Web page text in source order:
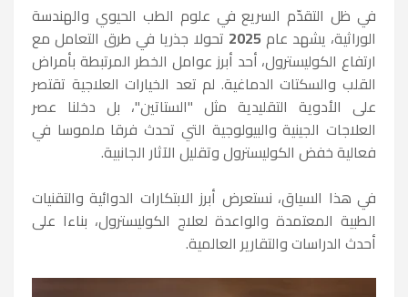
في ظل التقدّم السريع في علوم الطب الحيوي والهندسة
الوراثية، يشهد عام 2025 تحولا جذريا في طرق التعامل مع
ارتفاع الكوليسترول، أحد أبرز عوامل الخطر المرتبطة بأمراض
القلب والسكتات الدماغية. لم تعد الخيارات العلاجية تقتصر
على الأدوية التقليدية مثل "الستاتين"، بل دخلنا عصر
العلاجات الجينية والبيولوجية التي تحدث فرقا ملموسا في
فعالية خفض الكوليسترول وتقليل الآثار الجانبية.
في هذا السياق، نستعرض أبرز الابتكارات الدوائية والتقنيات
الطبية المعتمدة والواعدة لعلاج الكوليسترول، بناءا على
أحدث الدراسات والتقارير العالمية.